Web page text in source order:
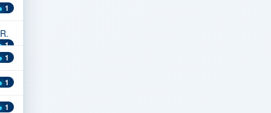
1
1
1
1
1